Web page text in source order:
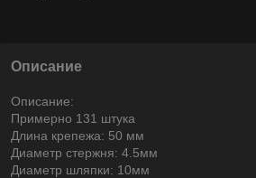
Описание
Описание:
Примерно 131 штука
Длина крепежа: 50 мм
Диаметр стержня: 4.5мм
Диаметр шляпки: 10мм